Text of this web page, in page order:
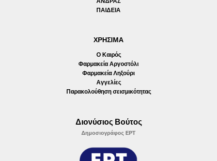
ΠΑΙΔΕΙΑ
ΧΡΗΣΙΜΑ
Ο Καιρός
Φαρμακεία Αργοστόλι
Φαρμακεία Ληξούρι
Αγγελίες
Παρακολούθηση σεισμικότητας
Διονύσιος Βούτος
Δημοσιογράφος ΕΡΤ